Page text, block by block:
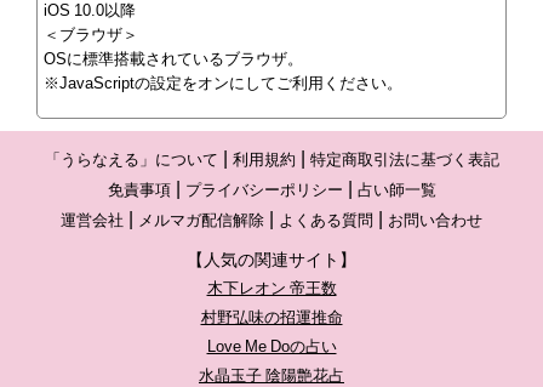
iOS 10.0以降
＜ブラウザ＞
OSに標準搭載されているブラウザ。
※JavaScriptの設定をオンにしてご利用ください。
「うらなえる」について 利用規約
特定商取引法に基づく表記
免責事項
プライバシーポリシー
占い師一覧
運営会社
メルマガ配信解除 よくある質問 お問い合わせ
【人気の関連サイト】
木下レオン 帝王数
村野弘味の招運推命
Love Me Doの占い
水晶玉子 陰陽艶花占